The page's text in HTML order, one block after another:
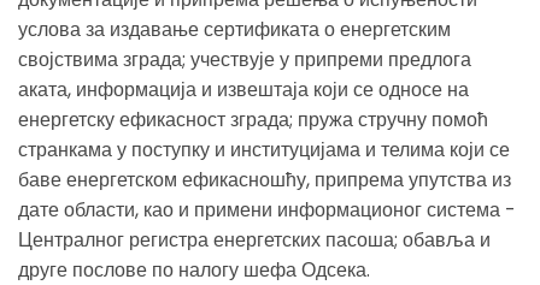
услова за издавање сертификата о енергетским
својствима зграда; учествује у припреми предлога
аката, информација и извештаја који се односе на
енергетску ефикасност зграда; пружа стручну помоћ
странкама у поступку и институцијама и телима који се
баве енергетском ефикасношћу, припрема упутства из
дате области, као и примени информационог система -
Централног регистра енергетских пасоша; обавља и
друге послове по налогу шефа Одсека.